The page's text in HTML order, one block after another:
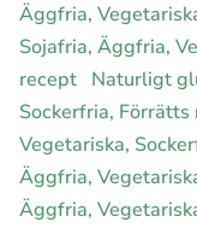
Äggfria,
Sojafria, Äggfria,
recept Naturligt
Sockerfria, Förrätts
Vegetariska,
Äggfria,
Äggfria,